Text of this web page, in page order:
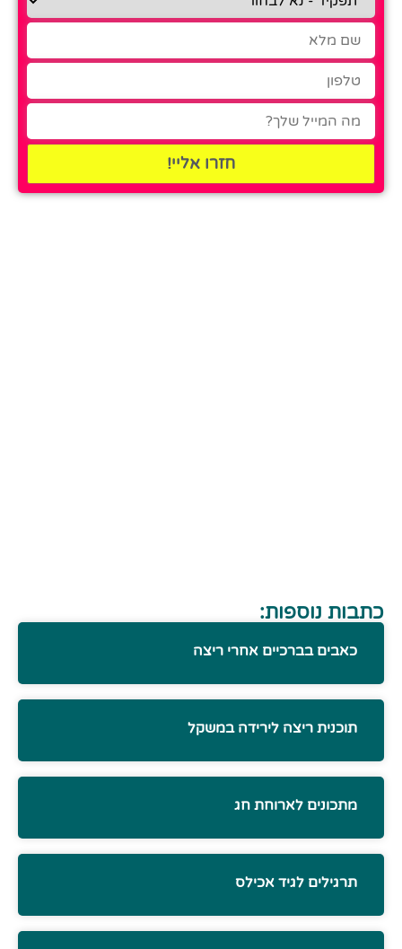
חזרו אליי!
כתבות נוספות:
כאבים בברכיים אחרי ריצה
תוכנית ריצה לירידה במשקל
מתכונים לארוחת חג
תרגילים לגיד אכילס